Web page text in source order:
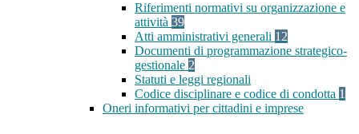
Riferimenti normativi su organizzazione e
attività 39
Atti amministrativi generali 12
Documenti di programmazione strategico-
gestionale 2
Statuti e leggi regionali
Codice disciplinare e codice di condotta 1
Oneri informativi per cittadini e imprese